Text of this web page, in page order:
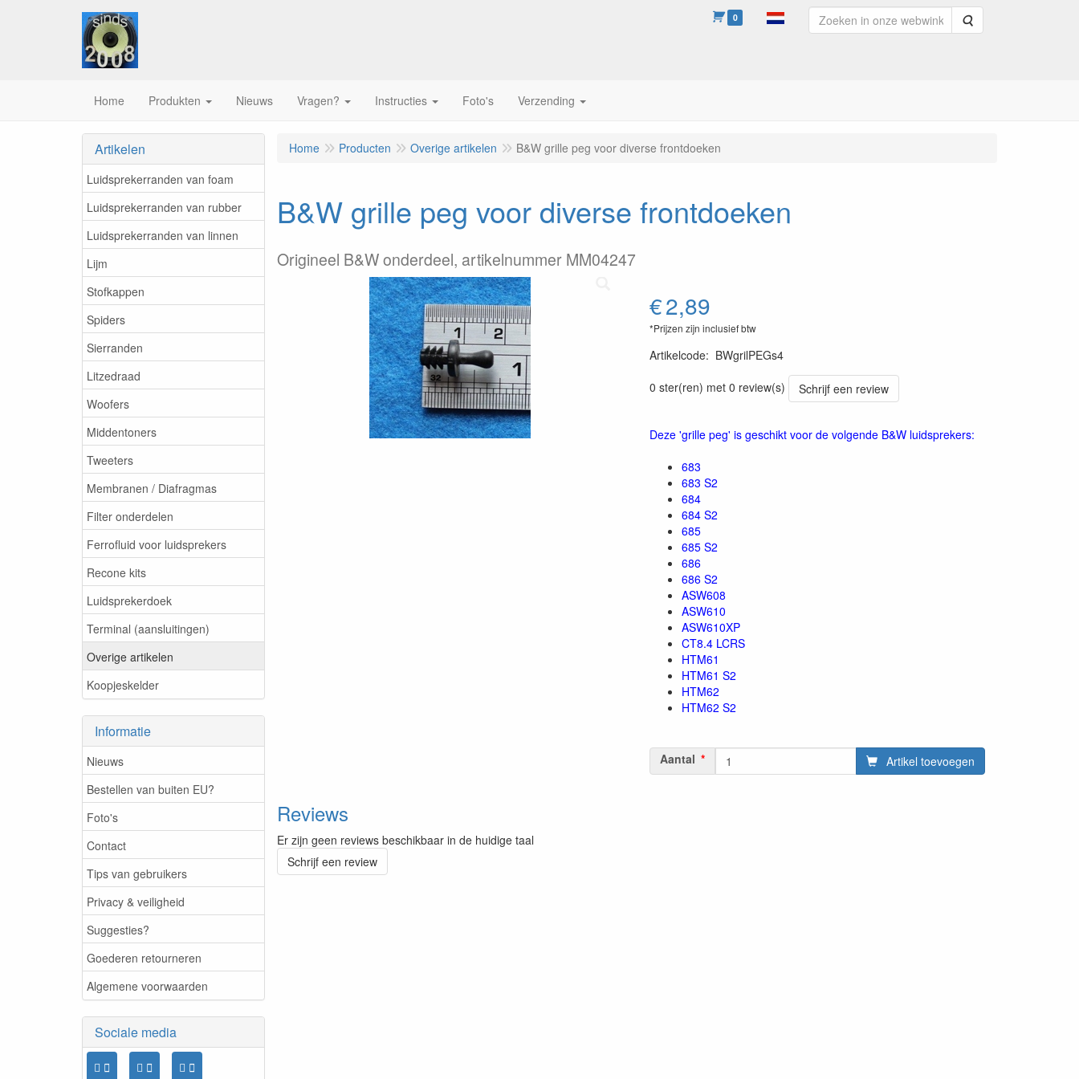
0 Zoeken
Home Produkten Nieuws Vragen? Instructies Foto's Verzending
Artikelen
Luidsprekerranden van foam
Luidsprekerranden van rubber
Luidsprekerranden van linnen
Lijm
Stofkappen
Spiders
Sierranden
Litzedraad
Woofers
Middentoners
Tweeters
Membranen / Diafragmas
Filter onderdelen
Ferrofluid voor luidsprekers
Recone kits
Luidsprekerdoek
Terminal (aansluitingen)
Overige artikelen
Koopjeskelder
Informatie
Nieuws
Bestellen van buiten EU?
Foto's
Contact
Tips van gebruikers
Privacy & veiligheid
Suggesties?
Goederen retourneren
Algemene voorwaarden
Sociale media
Home Producten Overige artikelen B&W grille peg voor diverse frontdoeken
B&W grille peg voor diverse frontdoeken
Origineel B&W onderdeel, artikelnummer MM04247
€2,89
*Prijzen zijn inclusief btw
Artikelcode: BWgrilPEGs4
0 ster(ren) met 0 review(s)
Schrijf een review
Deze 'grille peg' is geschikt voor de volgende B&W luidsprekers:
683
683 S2
684
684 S2
685
685 S2
686
686 S2
ASW608
ASW610
ASW610XP
CT8.4 LCRS
HTM61
HTM61 S2
HTM62
HTM62 S2
Aantal Artikel toevoegen
Reviews
Er zijn geen reviews beschikbaar in de huidige taal
Schrijf een review